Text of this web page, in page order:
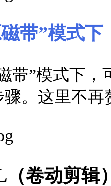
带”模式下
带”模式下，
骤。这里不再
卷动剪辑